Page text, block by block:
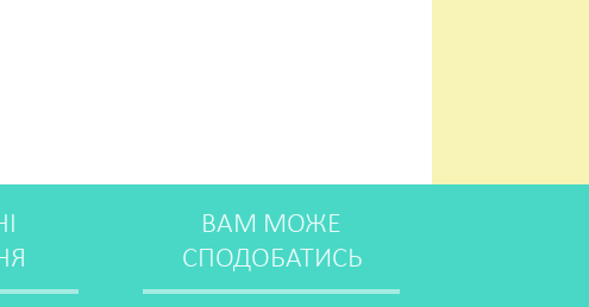
ВАМ МОЖЕ
СПОДОБАТИСЬ